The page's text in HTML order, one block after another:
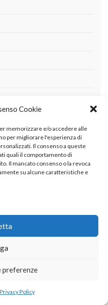
Cookie
memorizzare e/o accedere alle
per migliorare l'esperienza di
Il consenso a queste
quali il comportamento di
Il mancato consenso o la revoca
su alcune caratteristiche e
preferenze
Policy